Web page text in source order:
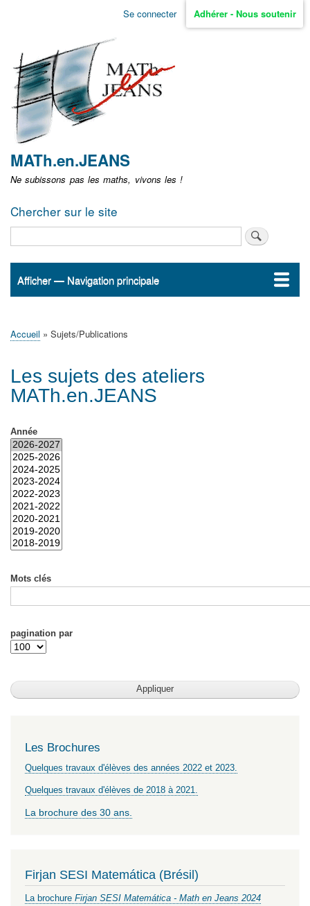
Aller
non
identifié
Se connecter Adhérer - Nous soutenir
MATh.en.JEANS
Ne subissons pas les maths, vivons les !
Chercher sur le site
Navigation
Afficher — Navigation principale
Accueil
Actualités
MATh.en.JEANS ?
Régions et Ateliers
Créer, gérer un atelier
Sujets/Publications
Congrès
d'Ariane
Accueil Sujets/Publications
Les sujets des ateliers
MATh.en.JEANS
Année
Mots clés
pagination par
Les Brochures
Quelques travaux d'élèves des années 2022 et 2023.
Quelques travaux d'élèves de 2018 à 2021.
La brochure des 30 ans.
Firjan SESI Matemática (Brésil)
La brochure Firjan SESI Matemática - Math en Jeans 2024